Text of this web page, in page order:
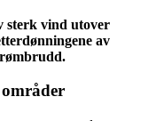
sterk vind utover
av